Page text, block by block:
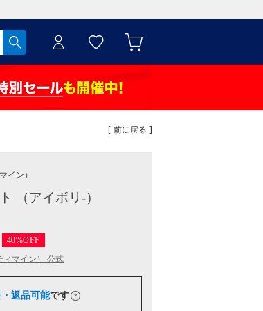
[ 前に戻る ]
イン）
（アイボリ-）
40%OFF
ィマイン） 公式
返品可能です